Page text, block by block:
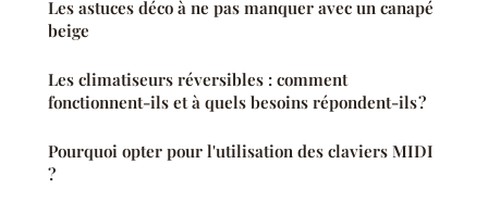
Les astuces déco à ne pas manquer avec un canapé
beige
Les climatiseurs réversibles : comment
fonctionnent-ils et à quels besoins répondent-ils ?
Pourquoi opter pour l'utilisation des claviers MIDI
?